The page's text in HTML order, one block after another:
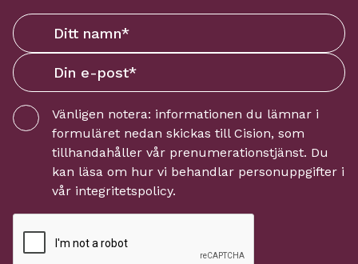
Vänligen notera: informationen du lämnar i
formuläret nedan skickas till Cision, som
tillhandahåller vår prenumerationstjänst. Du
kan läsa om hur vi behandlar personuppgifter i
vår integritetspolicy.